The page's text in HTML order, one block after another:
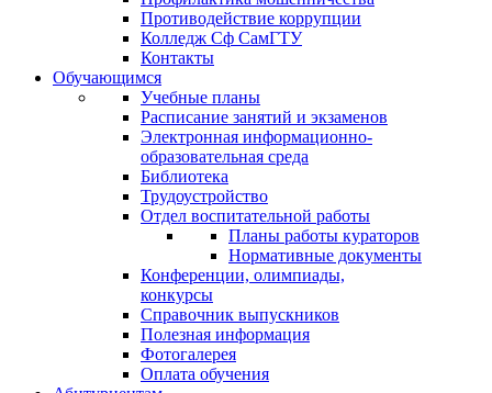
Противодействие коррупции
Колледж Сф СамГТУ
Контакты
Обучающимся
Учебные планы
Расписание занятий и экзаменов
Электронная информационно-
образовательная среда
Библиотека
Трудоустройство
Отдел воспитательной работы
Планы работы кураторов
Нормативные документы
Конференции, олимпиады,
конкурсы
Справочник выпускников
Полезная информация
Фотогалерея
Оплата обучения